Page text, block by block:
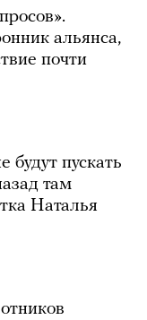
альянса,
почти
пускать
там
Наталья